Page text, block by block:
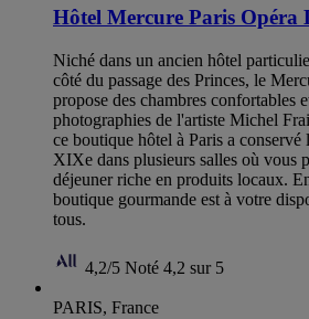
Hôtel Mercure Paris Opéra
Niché dans un ancien hôtel
côté du passage des Princes, le
propose des chambres confortables
photographies de l'artiste Michel
ce boutique hôtel à Paris a
XIXe dans plusieurs salles où vous
déjeuner riche en produits locaux.
boutique gourmande est à votre
tous.
4,2/5 Noté 4,2 sur 5
PARIS, France